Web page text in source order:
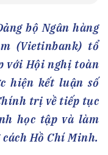
bộ Ngân hàng
(Vietinbank) tổ
với Hội nghị toàn
hiện kết luận số
trị về tiếp tục
học tập và làm
Hồ Chí Minh.